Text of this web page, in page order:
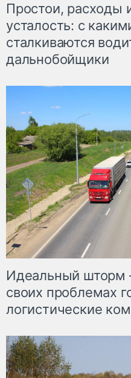
Простои, расходы
усталость: с
сталкиваются
дальнобойщики
Идеальный шторм
своих проблемах
логистические